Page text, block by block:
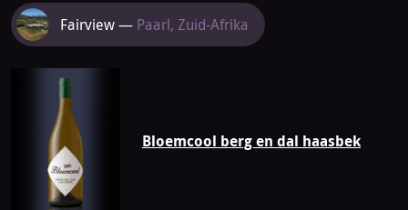
Meer
van
Fairview
Fairview — Paarl, Zuid-Afrika
Bloemcool berg en dal haasbek